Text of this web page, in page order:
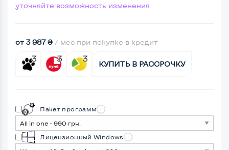
уточняйте возможность изменения
от 3 987 ₴ / мес при покупке в кредит
КУПИТЬ В РАССРОЧКУ
Пакет программ
Лицензионный Windows